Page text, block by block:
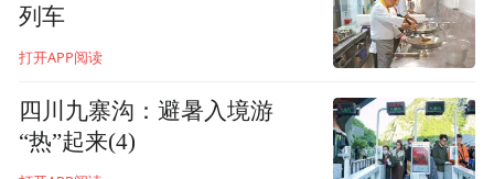
00:00 00:32
张辉表示，他相信随着庐山自然价值、文化
价值的进一步提升，不久的将来，庐山必然
列车
打开APP阅读
四川九寨沟：避暑入境游
“热”起来(4)